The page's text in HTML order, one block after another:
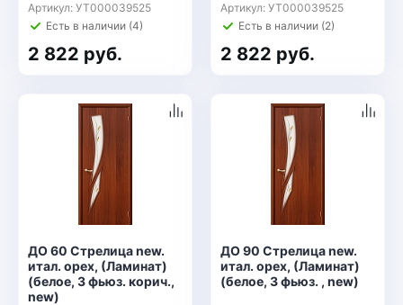
Артикул: УТ000039525
Есть в наличии (4)
2 822 руб.
Артикул: УТ000039525
Есть в наличии (2)
2 822 руб.
ДО 60 Стрелица new.
итал. орех, (Ламинат)
(белое, 3 фьюз. корич.,
new)
ДО 90 Стрелица new.
итал. орех, (Ламинат)
(белое, 3 фьюз. , new)